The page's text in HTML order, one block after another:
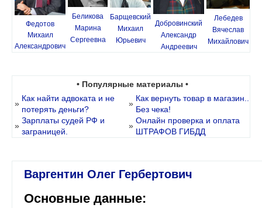
Федотов
Михаил
Александрович
Беликова
Марина
Сергеевна
Барщевский
Михаил
Юрьевич
Добровинский
Александр
Андреевич
Лебедев
Вячеслав
Михайлович
• Популярные материалы •
»
Как найти адвоката и не
потерять деньги?
»
Как вернуть товар в магазин..
Без чека!
»
Зарплаты судей РФ и
заграницей.
»
Онлайн проверка и оплата
ШТРАФОВ ГИБДД
Варгентин Олег Гербертович
Основные данные: